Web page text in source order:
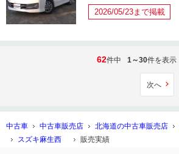
2026/05/23まで掲載
62件中 1～30件を表示
次へ
中古車 中古車販売店 北海道の中古車販売店
スズキ麻生西
販売実績